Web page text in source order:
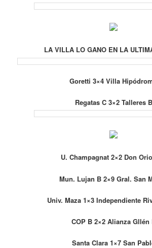
LA VILLA LO GANO EN LA
Goretti 3×4 Villa
Regatas C 3×2 Talleres B
U. Champagnat 2×2 Don
Mun. Lujan B 2×9 Gral. San
Univ. Maza 1×3 Independiente
COP B 2×2 Alianza Gllén
Santa Clara 1×7 San